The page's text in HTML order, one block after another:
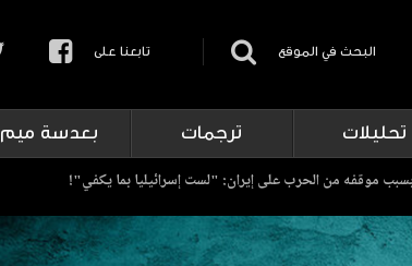
البحث في الموقع تابعنا على
تحليلات ترجمات بعدسة ميم
موقفه من الحرب على إيران: "لست إسرائيليا بما يكفي"!